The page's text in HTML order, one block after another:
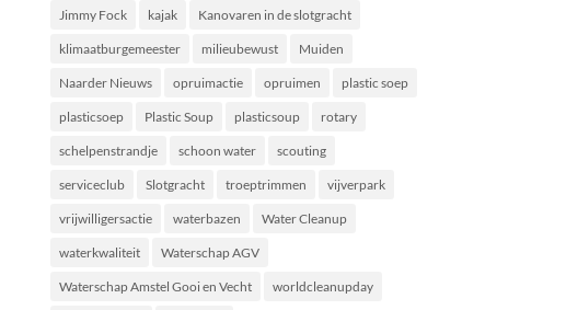
Jimmy Fock kajak Kanovaren in de slotgracht
klimaatburgemeester milieubewust Muiden
Naarder Nieuws opruimactie opruimen plastic soep
plasticsoep Plastic Soup plasticsoup rotary
schelpenstrandje schoon water scouting
serviceclub Slotgracht troeptrimmen vijverpark
vrijwilligersactie waterbazen Water Cleanup
waterkwaliteit Waterschap AGV
Waterschap Amstel Gooi en Vecht worldcleanupday